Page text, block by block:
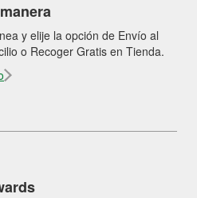
y elije la opción de Envío al
o Recoger Gratis en Tienda.